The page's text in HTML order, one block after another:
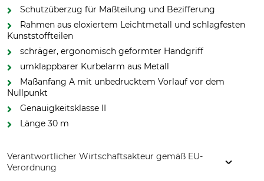
Schutzüberzug für Maßteilung und Bezifferung
Rahmen aus eloxiertem Leichtmetall und schlagfesten
Kunststoffteilen
schräger, ergonomisch geformter Handgriff
umklappbarer Kurbelarm aus Metall
Maßanfang A mit unbedrucktem Vorlauf vor dem
Nullpunkt
Genauigkeitsklasse II
Länge 30 m
Verantwortlicher Wirtschaftsakteur gemäß EU-
Verordnung